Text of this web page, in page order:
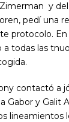
y del
pedí una
protocolo.
todas las
contactó a
Gabor y Galit
lineamientos